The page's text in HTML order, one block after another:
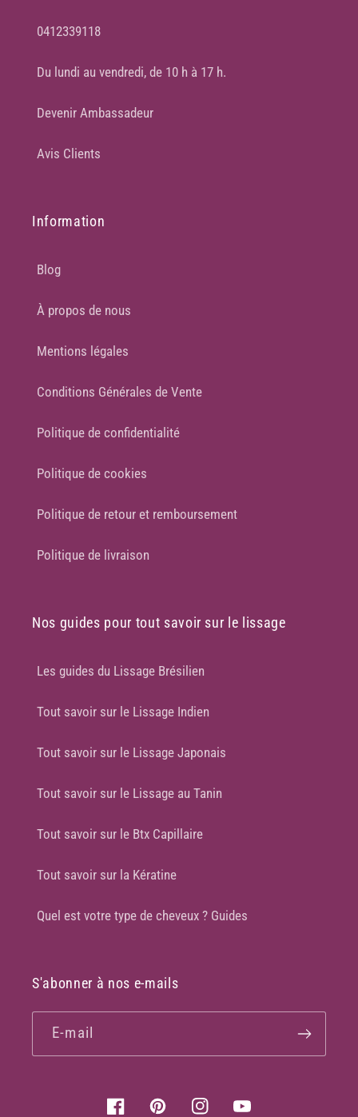
0412339118
Du lundi au vendredi, de 10 h à 17 h.
Devenir Ambassadeur
Avis Clients
Information
Blog
À propos de nous
Mentions légales
Conditions Générales de Vente
Politique de confidentialité
Politique de cookies
Politique de retour et remboursement
Politique de livraison
Nos guides pour tout savoir sur le lissage
Les guides du Lissage Brésilien
Tout savoir sur le Lissage Indien
Tout savoir sur le Lissage Japonais
Tout savoir sur le Lissage au Tanin
Tout savoir sur le Btx Capillaire
Tout savoir sur la Kératine
Quel est votre type de cheveux ? Guides
S'abonner à nos e-mails
E-mail